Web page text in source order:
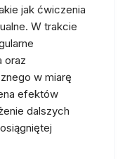
jak ćwiczenia
W trakcie
oraz
w miarę
efektów
dalszych